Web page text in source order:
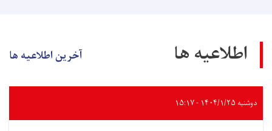
اطلاعیه ها آخرین اطلاعیه ها
دوشنبه ۱۴۰۴/۱/۲۵ - ۱۵:۱۷